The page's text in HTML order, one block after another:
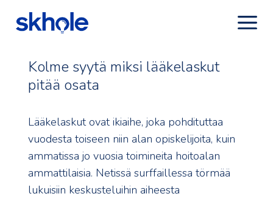
Kolme syytä miksi lääkelaskut
pitää osata
Lääkelaskut ovat ikiaihe, joka pohdituttaa
vuodesta toiseen niin alan opiskelijoita, kuin
ammatissa jo vuosia toimineita hoitoalan
ammattilaisia. Netissä surffaillessa törmää
lukuisiin keskusteluihin aiheesta